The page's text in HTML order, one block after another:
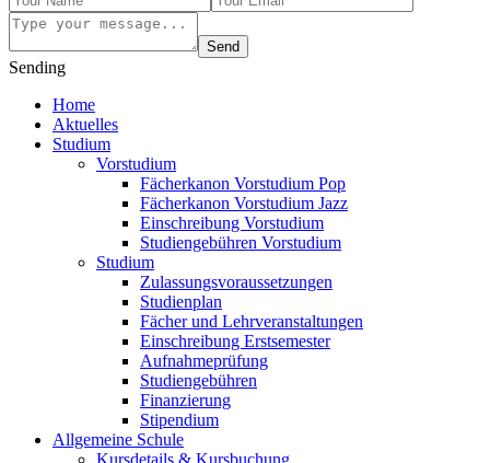
Send
Sending
Home
Aktuelles
Studium
Vorstudium
Fächerkanon Vorstudium Pop
Fächerkanon Vorstudium Jazz
Einschreibung Vorstudium
Studiengebühren Vorstudium
Studium
Zulassungsvoraussetzungen
Studienplan
Fächer und Lehrveranstaltungen
Einschreibung Erstsemester
Aufnahmeprüfung
Studiengebühren
Finanzierung
Stipendium
Allgemeine Schule
Kursdetails & Kursbuchung